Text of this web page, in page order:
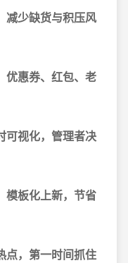
减少缺货与积压风
优惠券、红包、老
可视化，管理者决
模板化上新，节省
点，第一时间抓住